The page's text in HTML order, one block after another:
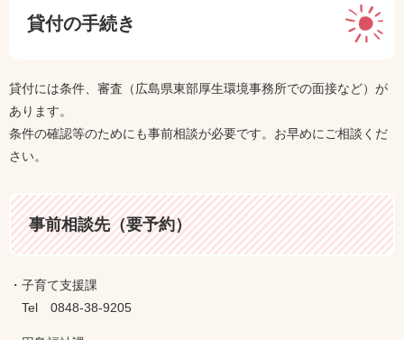
貸付の手続き
貸付には条件、審査（広島県東部厚生環境事務所での面接など）が
あります。
条件の確認等のためにも事前相談が必要です。お早めにご相談くだ
さい。
事前相談先（要予約）
・子育て支援課
Tel 0848-38-9205